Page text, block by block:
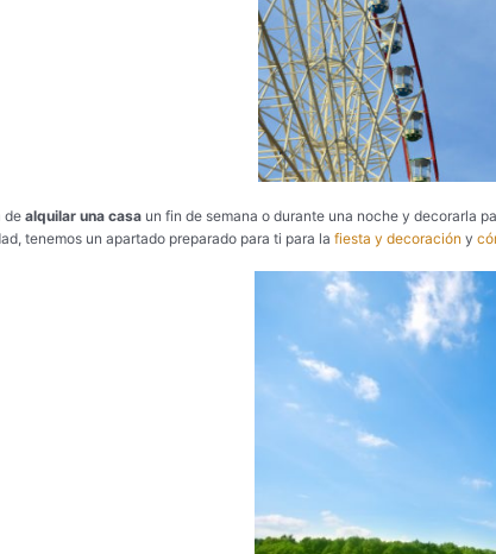
de alquilar una casa un fin de semana o durante una noche y decorarla
tenemos un apartado preparado para ti para la fiesta y decoración y